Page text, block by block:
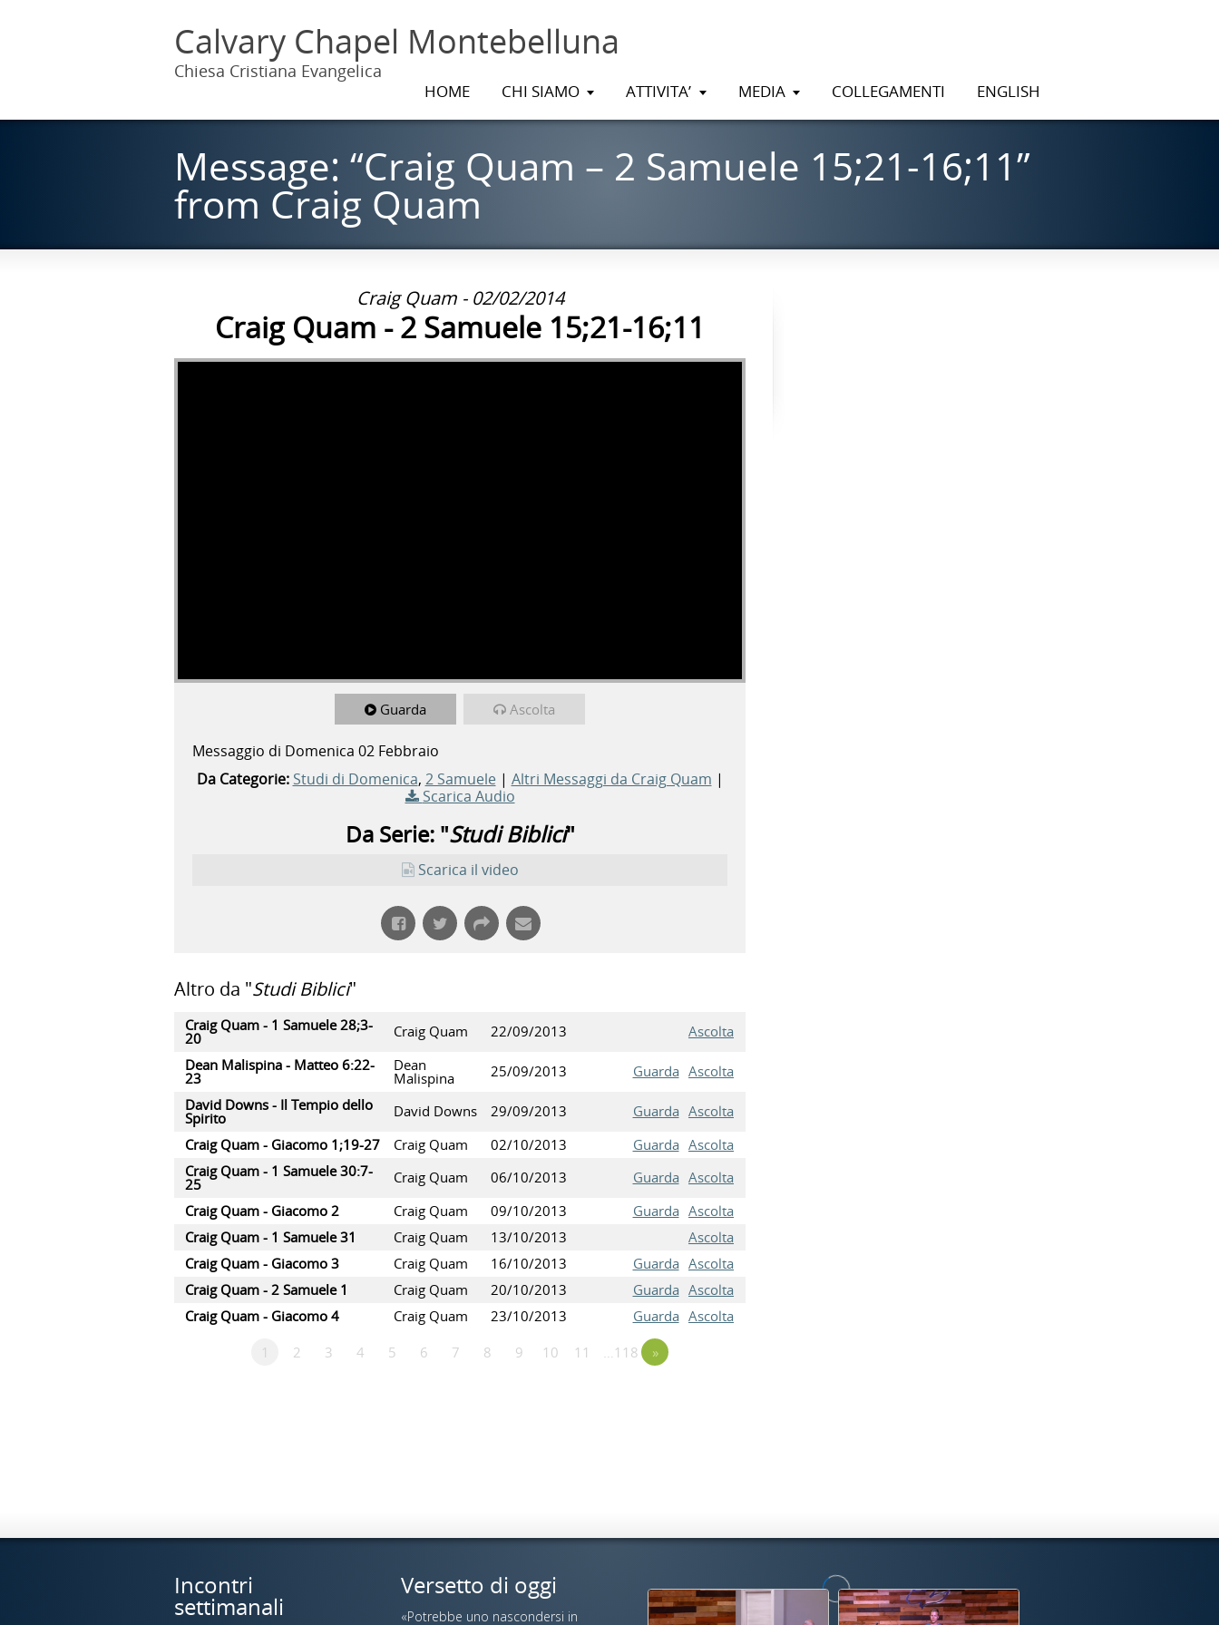
Calvary Chapel Montebelluna
Chiesa Cristiana Evangelica
HOME CHI SIAMO ATTIVITA’ MEDIA COLLEGAMENTI ENGLISH
Message: “Craig Quam – 2 Samuele 15;21-16;11”
from Craig Quam
Craig Quam - 02/02/2014
Craig Quam - 2 Samuele 15;21-16;11
Guarda Ascolta
Messaggio di Domenica 02 Febbraio
Da Categorie: Studi di Domenica, 2 Samuele | Altri Messaggi da Craig Quam |
Scarica Audio
Da Serie: "Studi Biblici"
Scarica il video
Altro da "Studi Biblici"
Craig Quam - 1 Samuele 28;3-
20 Craig Quam 22/09/2013
Ascolta
Dean Malispina - Matteo 6:22-
23
Dean
Malispina 25/09/2013 Guarda Ascolta
David Downs - Il Tempio dello
Spirito David Downs 29/09/2013 Guarda Ascolta
Craig Quam - Giacomo 1;19-27
Craig Quam 02/10/2013 Guarda Ascolta
Craig Quam - 1 Samuele 30:7-
25 Craig Quam 06/10/2013 Guarda Ascolta
Craig Quam - Giacomo 2
Craig Quam 09/10/2013 Guarda Ascolta
Craig Quam - 1 Samuele 31
Craig Quam 13/10/2013
Ascolta
Craig Quam - Giacomo 3
Craig Quam 16/10/2013 Guarda Ascolta
Craig Quam - 2 Samuele 1
Craig Quam 20/10/2013 Guarda Ascolta
Craig Quam - Giacomo 4
Craig Quam 23/10/2013 Guarda Ascolta
1
2 3 4 5 6 7 8 9 10 11 …118 »
Incontri
settimanali
Versetto di oggi
«Potrebbe uno nascondersi in